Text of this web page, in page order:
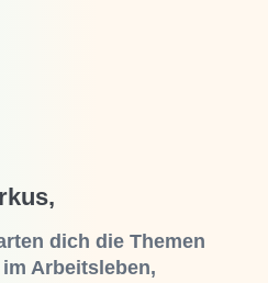
dich die Themen
Arbeitsleben,